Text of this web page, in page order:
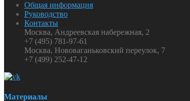
Общая информация
Руководство
Контакты
Москва, Андреевская набережная, 2
+7 (495) 781-97-61
Москва, Нововаганьковский переулок, 7
+7 (499) 252-47-12
Материалы